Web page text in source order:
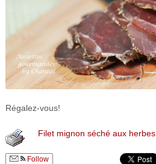
Régalez-vous!
Filet mignon séché aux herbes
Follow